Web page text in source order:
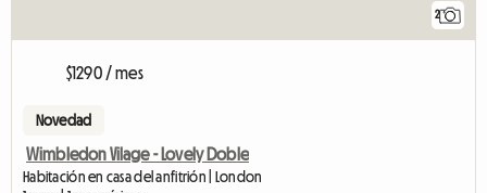
2
$1290 / mes
Novedad
Wimbledon Vilage - Lovely Doble
Habitación en casa del anfitrión | London